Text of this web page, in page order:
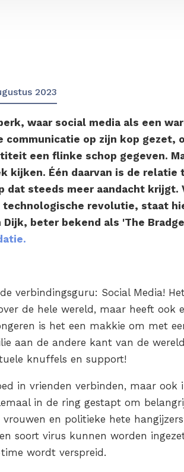
2023
waar social media als een
communicatie op zijn kop
een flinke schop gegeven.
kijken. Één daarvan is de
dat steeds meer aandacht krijgt.
technologische revolutie, staat
Dijk, beter bekend als 'The
verbindingsguru: Social Media!
de hele wereld, maar heeft ook
is het een makkie om met
aan de andere kant van de
knuffels en support!
in vrienden verbinden, maar ook
in de ring gestapt om
en politieke hete
soort virus kunnen worden
wordt verspreid.